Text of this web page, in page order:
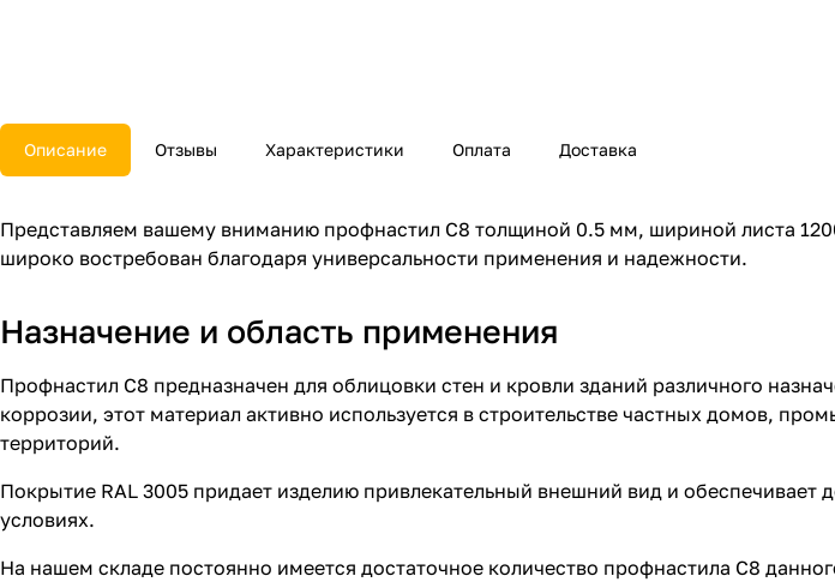
Описание Отзывы Характеристики Оплата Доставка
Представляем вашему вниманию профнастил С8 толщиной 0.5 мм, шириной листа
широко востребован благодаря универсальности применения и надежности.
Назначение и область применения
Профнастил С8 предназначен для облицовки стен и кровли зданий различного
коррозии, этот материал активно используется в строительстве частных домов,
территорий.
Покрытие RAL 3005 придает изделию привлекательный внешний вид и обеспечивает
условиях.
На нашем складе постоянно имеется достаточное количество профнастила С8